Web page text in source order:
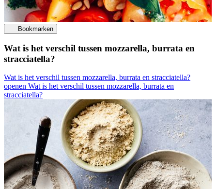
Bookmarken
Wat is het verschil tussen mozzarella, burrata en
stracciatella?
Wat is het verschil tussen mozzarella, burrata en stracciatella?
openen Wat is het verschil tussen mozzarella, burrata en
stracciatella?